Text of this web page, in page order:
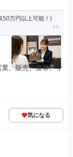
50万円以上可能！)
、販売、接客、サ
気になる